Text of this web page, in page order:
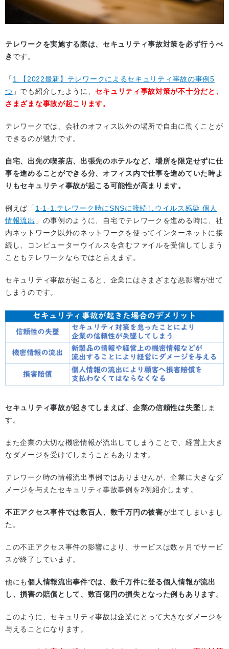
テレワークを実施する際は、セキュリティ事故対策を必ず行うべ
き です。
「 1.【2022最新】テレワークによるセキュリティ事故の事例5
つ 」でも紹介したように、セキュリティ事故対策が不十分だと、
さまざまな事故が起こります。
テレワークでは、会社のオフィス以外の場所で自由に働くことが
できるのが魅力です。
自宅、出先の喫茶店、出張先のホテルなど、場所を限定せずに仕
事を進めることができる分、オフィス内で仕事を進めていた時よ
りもセキュリティ事故が起こる可能性が高まります。
例えば「 1-1-1.テレワーク時にSNSに接続しウイルス感染 個人
情報流出 」の事例のように、自宅でテレワークを進める時に、社
内ネットワーク以外のネットワークを使ってインターネットに接
続し、コンピューターウイルスを含むファイルを受信してしまう
こともテレワークならではと言えます。
セキュリティ事故が起こると、企業にはさまざまな悪影響が出て
しまうのです。
セキュリティ事故が起きてしまえば、企業の信頼性は失墜しま
す。
また企業の大切な機密情報が流出してしまうことで、経営上大き
なダメージを受けてしまうこともあります。
テレワーク時の情報流出事例ではありませんが、企業に大きなダ
メージを与えたセキュリティ事故事例を2例紹介します。
不正アクセス事件では数百人、数千万円の被害が出てしまいまし
た。
この不正アクセス事件の影響により、サービスは数ヶ月でサービ
スが終了しています。
他にも個人情報流出事件では、数千万件に登る個人情報が流出
し、損害の賠償として、数百億円の損失となった例もあります。
このように、セキュリティ事故は企業にとって大きなダメージを
与えることになります。